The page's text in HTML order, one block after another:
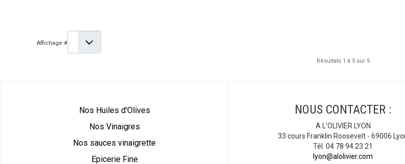
Affichage #
Résultats 1 à 5 sur 5
Nos Huiles d'Olives
Nos Vinaigres
Nos sauces vinaigrette
Epicerie Fine
NOUS CONTACTER :
A L'OLIVIER LYON
33 cours Franklin Roosevelt - 69006
Tél. 04 78 94 23 21
lyon@alolivier.com